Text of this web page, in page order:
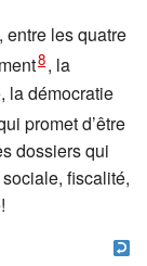
entre les quatre
8, la
la démocratie
promet d’être
dossiers qui
fiscalité,